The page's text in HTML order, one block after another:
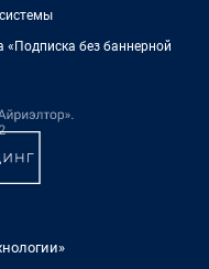
«Подписка без баннерной